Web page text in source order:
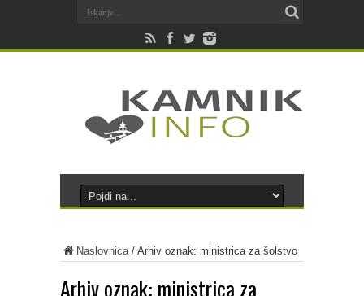
Naslovnica/ Arhiv oznak: ministrica za šolstvo
Arhiv oznak: ministrica za